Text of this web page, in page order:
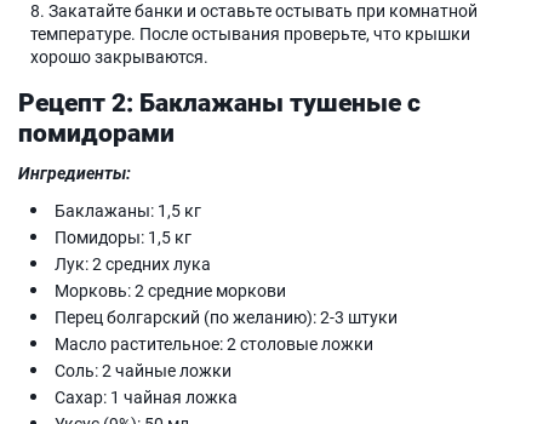
Закатайте банки и оставьте остывать при комнатной
температуре. После остывания проверьте, что крышки
хорошо закрываются.
Рецепт 2: Баклажаны тушеные с
помидорами
Ингредиенты:
Баклажаны: 1,5 кг
Помидоры: 1,5 кг
Лук: 2 средних лука
Морковь: 2 средние моркови
Перец болгарский (по желанию): 2-3 штуки
Масло растительное: 2 столовые ложки
Соль: 2 чайные ложки
Сахар: 1 чайная ложка